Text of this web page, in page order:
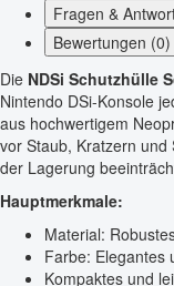
Fragen &
Bewertungen
Die NDSi Schutzhülle
Nintendo DSi-Konsole
aus hochwertigem
vor Staub, Kratzern
der Lagerung
Hauptmerkmale:
Material:
Farbe: Elegantes
Kompaktes und